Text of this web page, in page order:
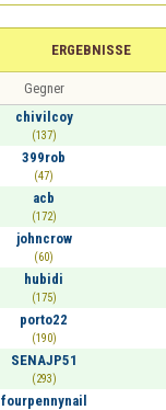
ERGEBNISSE
Gegner
chivilcoy
(137)
399rob
(47)
acb
(172)
johncrow
(60)
hubidi
(175)
porto22
(190)
SENAJP51
(293)
fourpennynail